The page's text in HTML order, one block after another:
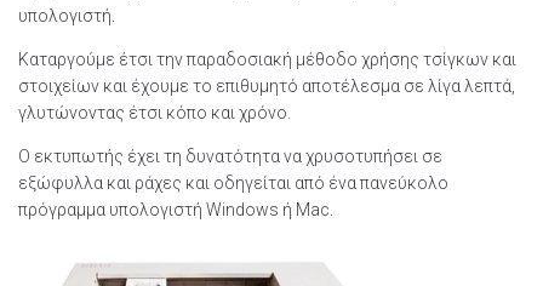
υπολογιστή.
Καταργούμε έτσι την παραδοσιακή μέθοδο χρήσης τσίγκων και
στοιχείων και έχουμε το επιθυμητό αποτέλεσμα σε λίγα λεπτά,
γλυτώνοντας έτσι κόπο και χρόνο.
O εκτυπωτής έχει τη δυνατότητα να χρυσοτυπήσει σε
εξώφυλλα και ράχες και οδηγείται από ένα πανεύκολο
πρόγραμμα υπολογιστή Windows ή Mac.